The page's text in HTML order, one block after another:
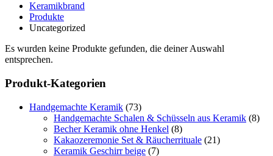
Keramikbrand
Produkte
Uncategorized
Es wurden keine Produkte gefunden, die deiner Auswahl
entsprechen.
Produkt-Kategorien
Handgemachte Keramik (73)
Handgemachte Schalen & Schüsseln aus Keramik (8)
Becher Keramik ohne Henkel (8)
Kakaozeremonie Set & Räucherrituale (21)
Keramik Geschirr beige (7)